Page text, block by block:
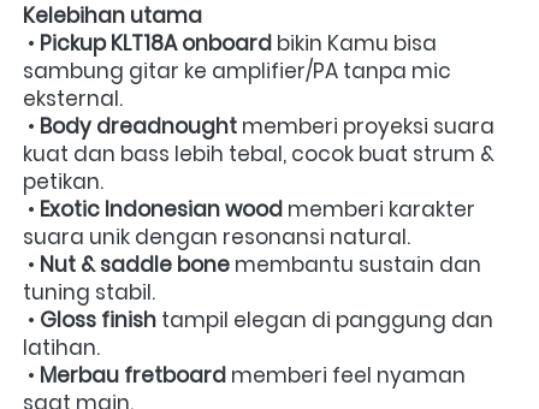
Kelebihan utama
• Pickup KLT18A onboard bikin Kamu bisa
sambung gitar ke amplifier/PA tanpa mic
eksternal.
• Body dreadnought memberi proyeksi suara
kuat dan bass lebih tebal, cocok buat strum &
petikan.
• Exotic Indonesian wood memberi karakter
suara unik dengan resonansi natural.
• Nut & saddle bone membantu sustain dan
tuning stabil.
• Gloss finish tampil elegan di panggung dan
latihan.
• Merbau fretboard memberi feel nyaman